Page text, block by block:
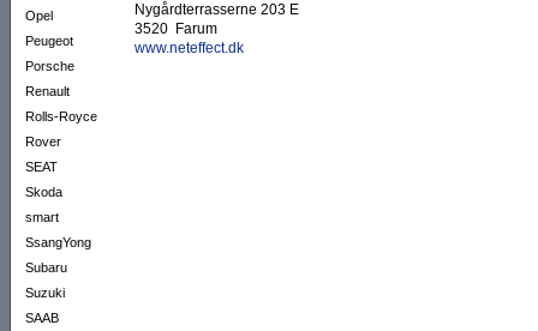
Opel
Peugeot
Porsche
Renault
Rolls-Royce
Rover
SEAT
Skoda
smart
SsangYong
Subaru
Suzuki
SAAB
Nygårdterrasserne 203 E
3520 Farum
www.neteffect.dk